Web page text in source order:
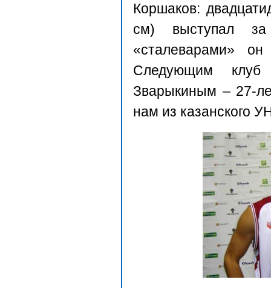
Коршаков:
см) выступал
«сталеварами» он
Следующим клуб
Зварыкиным – 27-
нам из казанского